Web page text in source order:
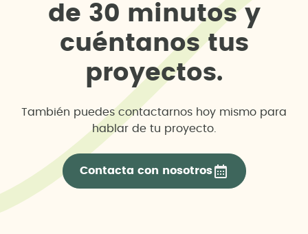
d e 30 minutos y
cuéntanos tus
proyectos.
También puedes contactarnos hoy mismo para
hablar de tu proyecto.
Contacta con nosotros